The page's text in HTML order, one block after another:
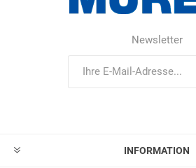
Newsletter
INFORMATION